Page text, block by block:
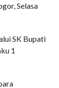
Selasa
SK Bupati
1